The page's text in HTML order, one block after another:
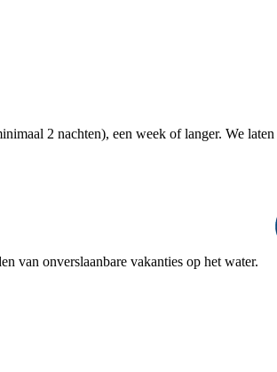
2 nachten), een week of langer. We
van onverslaanbare vakanties op het water.